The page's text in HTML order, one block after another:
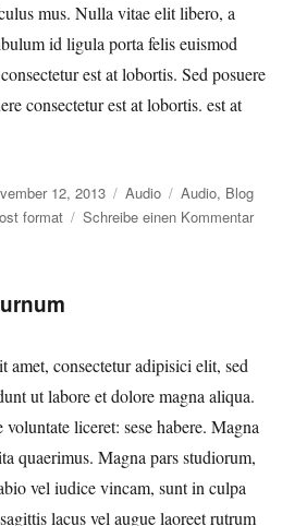
mus. Nulla vitae elit libero, a
id ligula porta felis euismod
est at lobortis. Sed posuere
consectetur est at lobortis. est at
12, 2013 Format
Audio Kategorien
Audio, Blog
format Schreibe einen Kommentarzu
amet, consectetur adipisici elit, sed
ut labore et dolore magna aliqua.
voluntate liceret: sese habere. Magna
quaerimus. Magna pars studiorum,
vel iudice vincam, sunt in culpa
lacus vel augue laoreet rutrum